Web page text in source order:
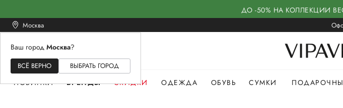
ДО -50% НА КОЛЛЕКЦИИ
Москва
Ваш город Москва?
ВСЁ ВЕРНО ВЫБРАТЬ ГОРОД
ЖЕНСКОЕМУЖСКОЕ
НОВИНКИ БРЕНДЫ СКИДКИ ОДЕЖДА ОБУВЬ СУМКИ